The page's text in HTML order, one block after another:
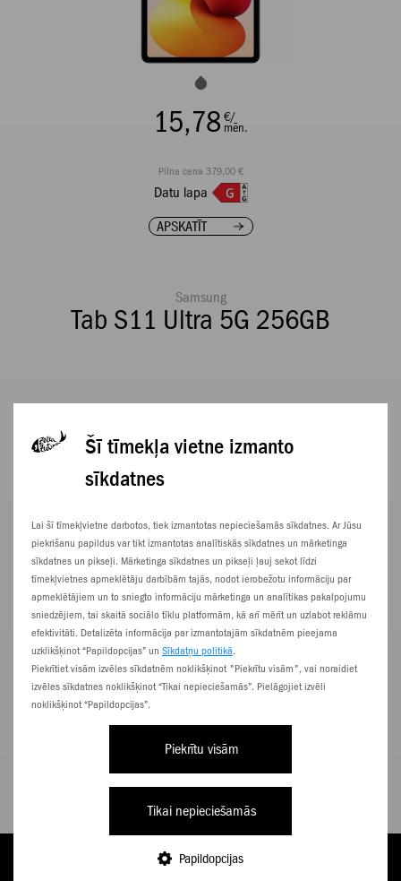
Šī tīmekļa vietne izmanto
sīkdatnes
Lai šī tīmekļvietne darbotos, tiek izmantotas nepieciešamās sīkdatnes. Ar Jūsu
piekrišanu papildus var tikt izmantotas analītiskās sīkdatnes un mārketinga
sīkdatnes un pikseļi. Mārketinga sīkdatnes un pikseļi ļauj sekot līdzi
tīmekļvietnes apmeklētāju darbībām tajās, nodot ierobežotu informāciju par
apmeklētājiem un to sniegto informāciju mārketinga un analītikas pakalpojumu
sniedzējiem, tai skaitā sociālo tīklu platformām, kā arī mērīt un uzlabot reklāmu
efektivitāti. Detalizēta informācija par izmantotajām sīkdatnēm pieejama
uzklikšķinot “Papildopcijas” un Sīkdatņu politikā.
Piekrītiet visām izvēles sīkdatnēm noklikšķinot "Piekrītu visām", vai noraidiet
izvēles sīkdatnes noklikšķinot “Tikai nepieciešamās”. Pielāgojiet izvēli
noklikšķinot “Papildopcijas”.
Piekrītu visām
Tikai nepieciešamās
Papildopcijas
E-VEIKALS
15,78 €/
mēn.
Pilna cena 379,00 €
Datu lapa
APSKATĪT
Samsung
Tab S11 Ultra 5G 256GB
66,20 €/
mēn.
Pilna cena 1,589,00 €
Apple
iPad mini A17 Pro Wi-Fi 512GB